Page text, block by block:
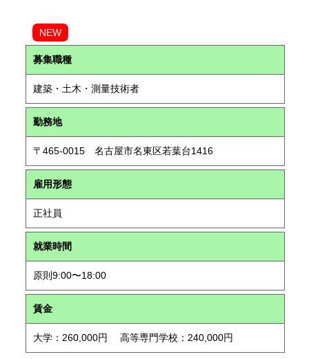
NEW
募集職種
建築・土木・測量技術者
勤務地
〒465-0015 名古屋市名東区若葉台1416
雇用形態
正社員
就業時間
原則9:00〜18:00
賃金
大学：260,000円 高等専門学校：240,000円